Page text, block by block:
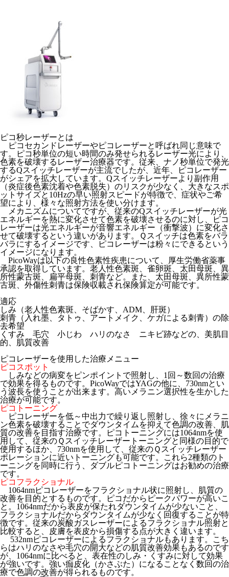
ピコ秒レーザーとは
ピコセカンドレーザーやピコレーザーと呼ばれ同じ意味で
す。ピコ秒単位の短い時間のみ発せられるレーザー光により、
色素を破壊するレーザー治療器です。従来、ナノ秒単位で発光
するQスイッチレーザーが主流でしたが、近年、ピコレーザー
がシェアを拡大しています。Qスイッチレーザーより副作用
（炎症後色素沈着や色素脱失）のリスクが少なく、大きなスポ
ットサイズと10Hzの早い照射スピードが特徴で、症状やご希
望により、様々な照射方法を使い分けます。
メカニズムについてですが、従来のQスイッチレーザーが光
エネルギーを熱に変化させて色素を破壊させるのに対し、ピコ
レーザーは光エネルギーが音響エネルギー（衝撃波）に変化さ
せて破壊するという違いがあります。Ｑスイッチは色素をバラ
バラにするイメージです、ピコレーザーは粉々にできるという
イメージになります。
PicoWayは以下の良性色素性疾患について、厚生労働省薬事
承認を取得しています。老人性色素斑、雀卵斑、太田母斑、異
所性蒙古斑、扁平母斑、刺青など。また、太田母斑、異所性蒙
古斑、外傷性刺青は保険収載され保険算定が可能です。
適応
しみ（老人性色素斑、そばかす、ADM、肝斑）
刺青（入れ墨、タトゥ、アートメイク、ケガによる刺青）の除
去希望
くすみ 毛穴 小じわ ハリのなさ ニキビ跡などの、美肌目
的、肌質改善
ピコレーザーを使用した治療メニュー
ピコスポット
しみなどの病変をピンポイントで照射し、1回～数回の治療
で効果を得るものです。PicoWayではYAGの他に、730nmとい
う波長を使うことが出来ます。高いメラニン選択性を生かした
治療が可能です。
ピコトーニング
ピコレーザーを低～中出力で繰り返し照射し、徐々にメラニ
ン色素を破壊することでダウンタイムを抑えて色調の改善、肌
質の改善を目指す治療です。ピコトーニングには1064nmを使
用して、従来のＱスイッチレーザートーニングと同様の目的で
使用するほか、730nmを使用して、従来のＱスイッチレーザー
ポレーションに近いトーニングも可能です。これら2種類のト
ーニングを同時に行う、ダブルピコトーニングはお勧めの治療
です。
ピコフラクショナル
1064nmピコレーザーをフラクショナル状に照射し、肌質の
改善を目的とするものです。ピコだからピークパワーが高いこ
と。1064nmだから表皮が保たれダウンタイムが少ないこと、
フラクショナルだからダウンタイムが少なく回復することが特
徴です。従来の炭酸ガスレーザーによるフラクショナル照射と
比較すると、皮膚を表皮から損傷する点が大きく違います。
532nmピコレーザーによるフラクショナルもあります。こち
らはハリのなさや毛穴の開大などの肌質改善効果もあるのです
が、1064nmに比べると、表在性のしみ・くすみに対して効果
が強いです。強い痂皮化（かさぶた）になることなく数回の治
療で色調の改善が得られるものです。